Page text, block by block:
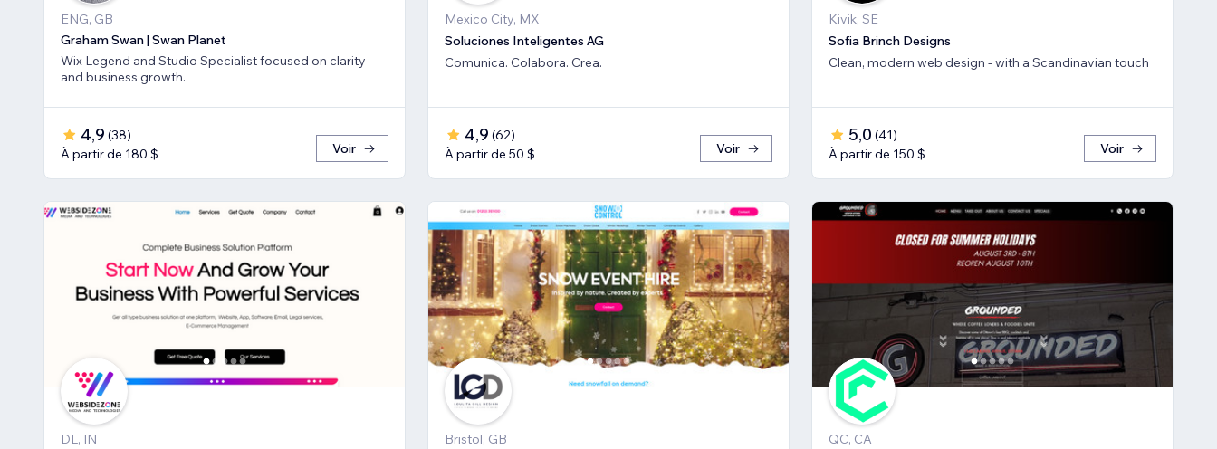
ENG, GB
Graham Swan | Swan Planet
Wix Legend and Studio Specialist focused on clarity
and business growth.
4,9 (38)
À partir de 180 $
Voir
Mexico City, MX
Soluciones Inteligentes AG
Comunica. Colabora. Crea.
4,9 (62)
À partir de 50 $
Voir
Kivik, SE
Sofia Brinch Designs
Clean, modern web design - with a Scandinavian touch
5,0 (41)
À partir de 150 $
Voir
DL, IN
Bristol, GB
QC, CA